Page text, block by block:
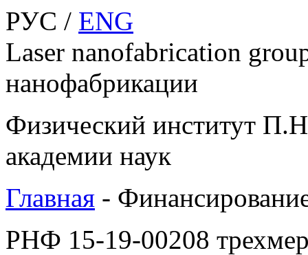
РУС / ENG
Laser nanofabrication
нанофабрикации
Физический институт
академии наук
Главная -
РНФ 15-19-00208